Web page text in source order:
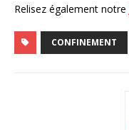
Relisez également notre
CONFINEMENT